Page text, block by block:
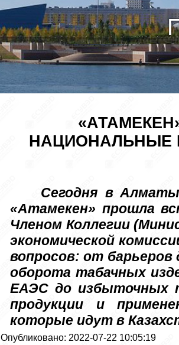
НАЦИОНАЛЬНЫЕ
Сегодня в
«Атамекен» прошла
Членом Коллегии
экономической
вопросов: от барьеров
оборота табачных
ЕАЭС до избыточных
продукции и
которые идут в
Опубликовано: 2022-07-22 10:05:19